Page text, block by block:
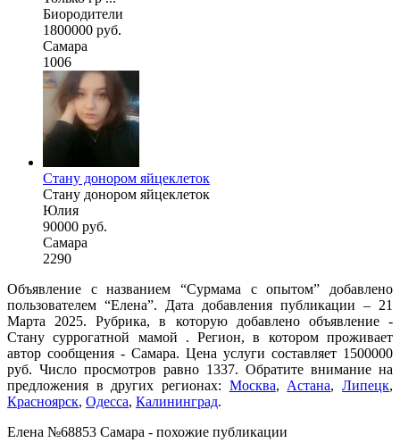
Биородители
1800000 руб.
Самара
1006
Стану донором яйцеклеток
Стану донором яйцеклеток
Юлия
90000 руб.
Самара
2290
Объявление с названием “Сурмама с опытом” добавлено
пользователем “Елена”. Дата добавления публикации – 21
Марта 2025. Рубрика, в которую добавлено объявление -
Cтану суррогатной мамой . Регион, в котором проживает
автор сообщения - Самара. Цена услуги составляет 1500000
руб. Число просмотров равно 1337. Обратите внимание на
предложения в других регионах: Москва, Астана,Липецк,
Красноярск, Одесса, Калининград.
Елена №68853 Самара - похожие публикации